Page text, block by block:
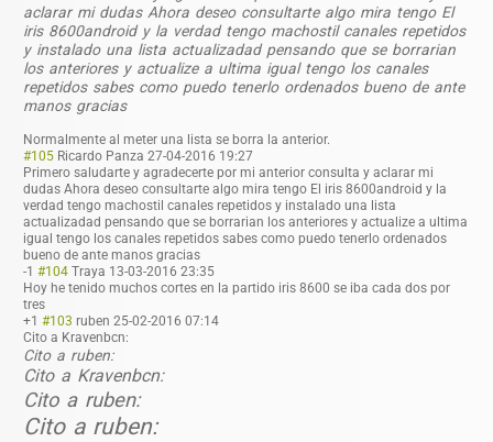
aclarar mi dudas Ahora deseo consultarte algo mira tengo El
iris 8600android y la verdad tengo machostil canales repetidos
y instalado una lista actualizadad pensando que se borrarian
los anteriores y actualize a ultima igual tengo los canales
repetidos sabes como puedo tenerlo ordenados bueno de ante
manos gracias
Normalmente al meter una lista se borra la anterior.
#105 Ricardo Panza 27-04-2016 19:27
Primero saludarte y agradecerte por mi anterior consulta y aclarar mi
dudas Ahora deseo consultarte algo mira tengo El iris 8600android y la
verdad tengo machostil canales repetidos y instalado una lista
actualizadad pensando que se borrarian los anteriores y actualize a ultima
igual tengo los canales repetidos sabes como puedo tenerlo ordenados
bueno de ante manos gracias
-1 #104 Traya 13-03-2016 23:35
Hoy he tenido muchos cortes en la partido iris 8600 se iba cada dos por
tres
+1 #103 ruben 25-02-2016 07:14
Cito a Kravenbcn:
Cito a ruben:
Cito a Kravenbcn:
Cito a ruben:
Cito a ruben: